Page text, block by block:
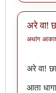
अरे वा!
अथांग
अरे वा!
आता